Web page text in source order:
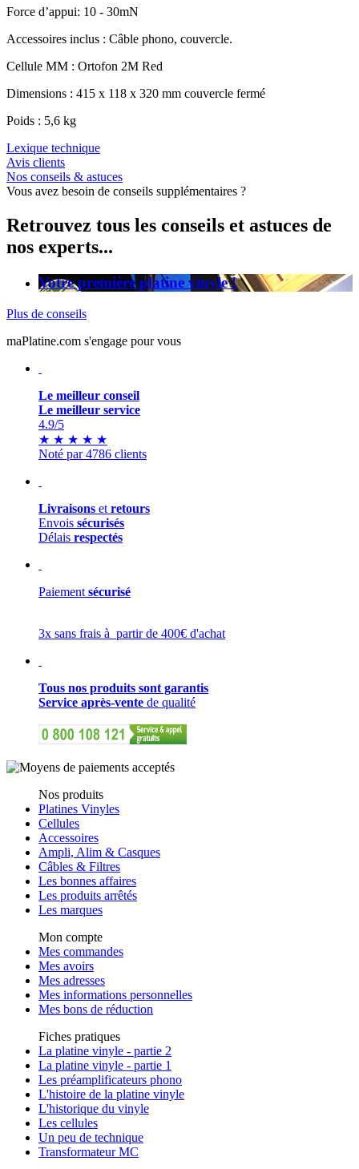
Force d’appui: 10 - 30mN
Accessoires inclus : Câble phono, couvercle.
Cellule MM : Ortofon 2M Red
Dimensions : 415 x 118 x 320 mm couvercle fermé
Poids : 5,6 kg
Lexique technique
Avis clients
Nos conseils & astuces
Vous avez besoin de conseils supplémentaires ?
Retrouvez tous les conseils et astuces de
nos experts...
Votre première platine vinyle !
Plus de conseils
maPlatine.com s'engage pour vous
Le meilleur conseil
Le meilleur service
4.9/5
★ ★ ★ ★ ★
Noté par 4786 clients
Livraisons et retours
Envois sécurisés
Délais respectés
Paiement sécurisé
3x sans frais à partir de 400€ d'achat
Tous nos produits sont garantis
Service après-vente de qualité
Nos produits
Platines Vinyles
Cellules
Accessoires
Ampli, Alim & Casques
Câbles & Filtres
Les bonnes affaires
Les produits arrêtés
Les marques
Mon compte
Mes commandes
Mes avoirs
Mes adresses
Mes informations personnelles
Mes bons de réduction
Fiches pratiques
La platine vinyle - partie 2
La platine vinyle - partie 1
Les préamplificateurs phono
L'histoire de la platine vinyle
L'historique du vinyle
Les cellules
Un peu de technique
Transformateur MC